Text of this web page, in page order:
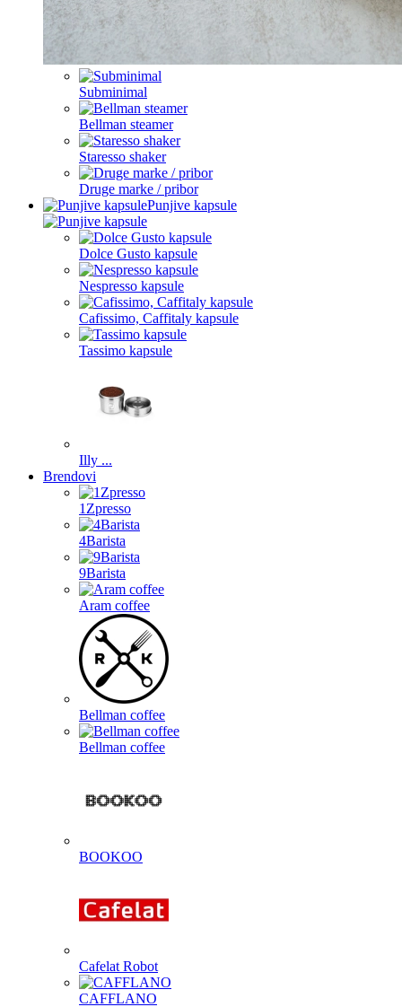
Subminimal
Bellman steamer
Staresso shaker
Druge marke / pribor
Punjive kapsule
Dolce Gusto kapsule
Nespresso kapsule
Cafissimo, Caffitaly kapsule
Tassimo kapsule
Illy ...
Brendovi
1Zpresso
4Barista
9Barista
Aram coffee
Bellman coffee
Bellman coffee
BOOKOO
Cafelat Robot
CAFFLANO